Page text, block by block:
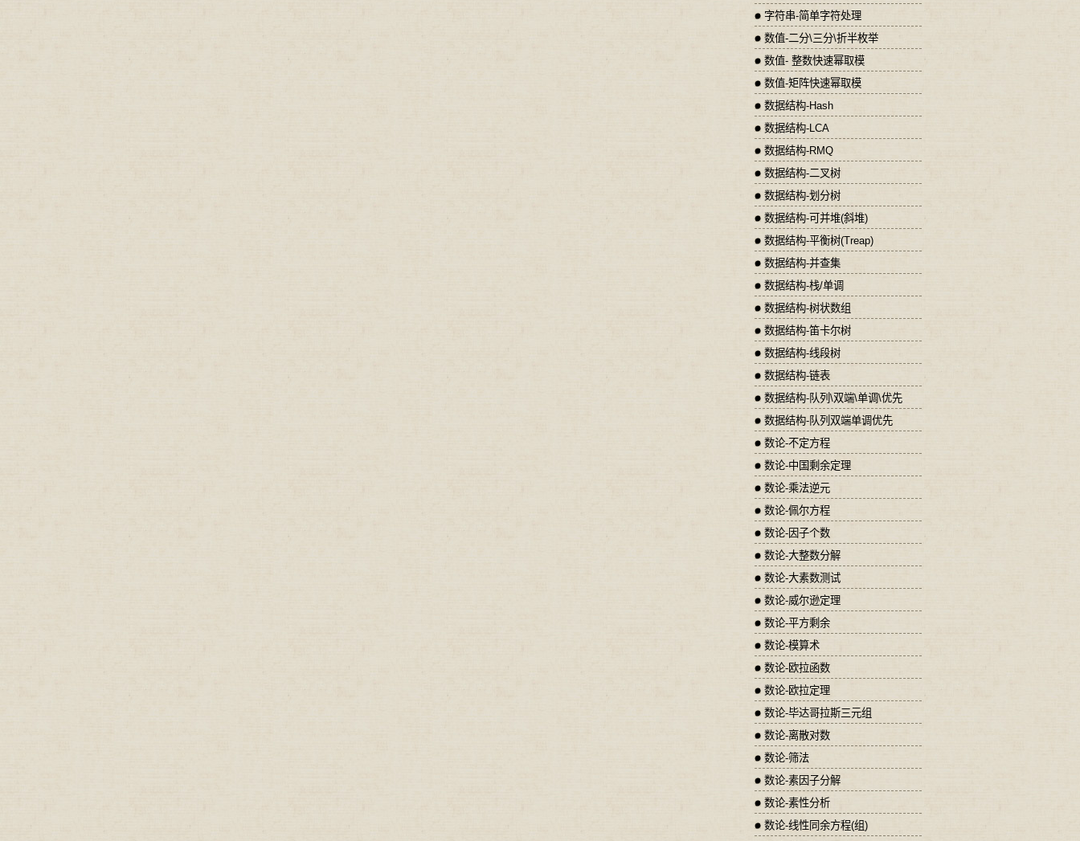
字符串-简单字符处理
数值-二分\三分\折半枚举
数值- 整数快速幂取模
数值-矩阵快速幂取模
数据结构-Hash
数据结构-LCA
数据结构-RMQ
数据结构-二叉树
数据结构-划分树
数据结构-可并堆(斜堆)
数据结构-平衡树(Treap)
数据结构-并查集
数据结构-栈/单调
数据结构-树状数组
数据结构-笛卡尔树
数据结构-线段树
数据结构-链表
数据结构-队列\双端\单调\优先
数据结构-队列双端单调优先
数论-不定方程
数论-中国剩余定理
数论-乘法逆元
数论-佩尔方程
数论-因子个数
数论-大整数分解
数论-大素数测试
数论-威尔逊定理
数论-平方剩余
数论-模算术
数论-欧拉函数
数论-欧拉定理
数论-毕达哥拉斯三元组
数论-离散对数
数论-筛法
数论-素因子分解
数论-素性分析
数论-线性同余方程(组)